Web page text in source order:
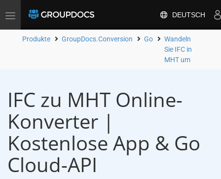
Toggle
DEUTSCH
Produkte GroupDocs.Conversion Go
Wandeln
Sie IFC in
MHT um
IFC zu MHT Online-
Konverter |
Kostenlose App & Go
Cloud-API